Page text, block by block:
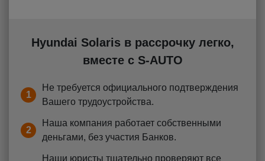
Hyundai Solaris в рассрочку легко,
вместе с S-AUTO
1
Не требуется официального подтверждения
Вашего трудоустройства.
2
Наша компания работает собственными
деньгами, без участия Банков.
Наши юристы тщательно проверяют все